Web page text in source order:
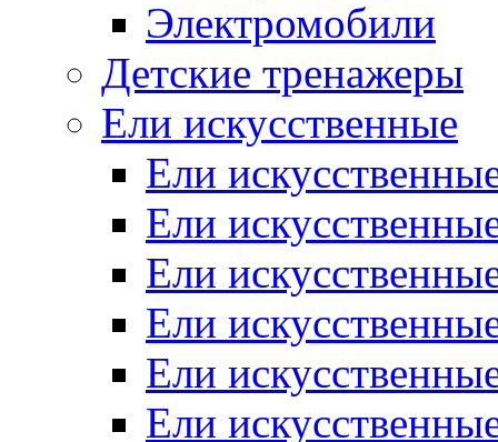
Электромобили
Детские тренажеры
Ели искусственные
Ели
Ели
Ели
Ели
Ели
Ели